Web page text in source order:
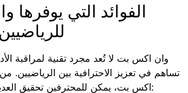
الفوائد التي
وان اكس بت لا تُعد مجرد تقنية لمراقبة
تساهم في تعزيز الاحترافية بين الرياضيين.
اكس بت، يمكن للمحترفين تحقيق العديد من الفوائد، ومنها: